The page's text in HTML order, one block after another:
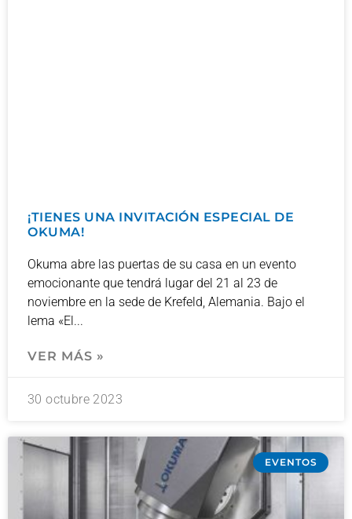
¡TIENES UNA INVITACIÓN ESPECIAL DE
OKUMA!
Okuma abre las puertas de su casa en un evento
emocionante que tendrá lugar del 21 al 23 de
noviembre en la sede de Krefeld, Alemania. Bajo el
lema «El
VER MÁS »
30 octubre 2023
EVENTOS